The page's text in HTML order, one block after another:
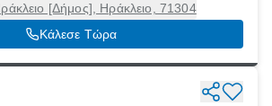
[Δήμος], Ηράκλειο, 71304
Κάλεσε Τώρα